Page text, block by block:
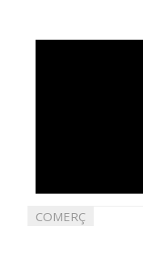
COMERÇ